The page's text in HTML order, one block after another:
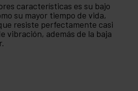
características es su bajo
su mayor tiempo de vida,
resiste perfectamente casi
vibración, además de la baja